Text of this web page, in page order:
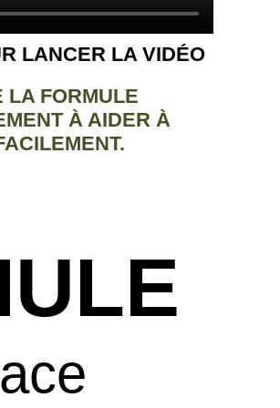
LANCER LA VIDÉO
LA FORMULE
À AIDER À